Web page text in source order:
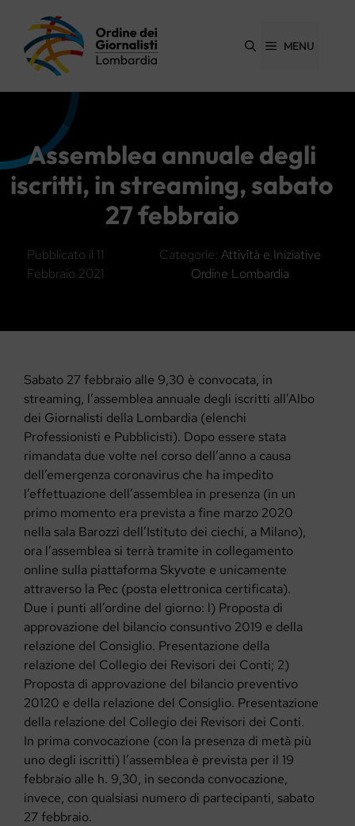
contenuto
MENU
Assemblea annuale degli
iscritti, in streaming, sabato
27 febbraio
Pubblicato il 11
Febbraio 2021
Categorie: Attività e Iniziative
Ordine Lombardia
Sabato 27 febbraio alle 9,30 è convocata, in
streaming, l’assemblea annuale degli iscritti all’Albo
dei Giornalisti della Lombardia (elenchi
Professionisti e Pubblicisti). Dopo essere stata
rimandata due volte nel corso dell’anno a causa
dell’emergenza coronavirus che ha impedito
l’effettuazione dell’assemblea in presenza (in un
primo momento era prevista a fine marzo 2020
nella sala Barozzi dell’Istituto dei ciechi, a Milano),
ora l’assemblea si terrà tramite in collegamento
online sulla piattaforma Skyvote e unicamente
attraverso la Pec (posta elettronica certificata).
Due i punti all’ordine del giorno: l) Proposta di
approvazione del bilancio consuntivo 2019 e della
relazione del Consiglio. Presentazione della
relazione del Collegio dei Revisori dei Conti; 2)
Proposta di approvazione del bilancio preventivo
20120 e della relazione del Consiglio. Presentazione
della relazione del Collegio dei Revisori dei Conti.
In prima convocazione (con la presenza di metà più
uno degli iscritti) l’assemblea è prevista per il 19
febbraio alle h. 9,30, in seconda convocazione,
invece, con qualsiasi numero di partecipanti, sabato
27 febbraio.